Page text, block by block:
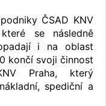
ČSAD KNV
se následně
i na oblast
končí svoji činnost
Praha, který
spediční a